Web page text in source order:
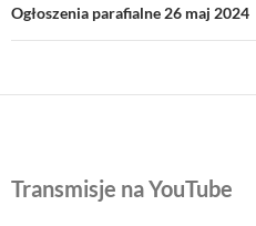
Ogłoszenia parafialne 26 maj 2024
Transmisje na YouTube